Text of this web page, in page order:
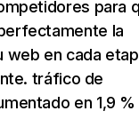
para
la
web en cada
tráfico de
en 1,9